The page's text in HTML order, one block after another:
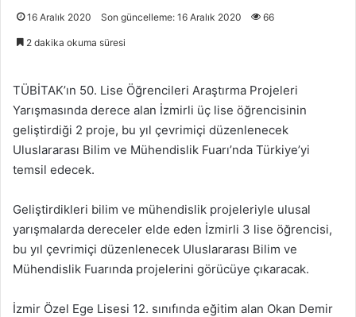
16 Aralık 2020 Son güncelleme: 16 Aralık 2020 66
2 dakika okuma süresi
TÜBİTAK’ın 50. Lise Öğrencileri Araştırma Projeleri
Yarışmasında derece alan İzmirli üç lise öğrencisinin
geliştirdiği 2 proje, bu yıl çevrimiçi düzenlenecek
Uluslararası Bilim ve Mühendislik Fuarı’nda Türkiye’yi
temsil edecek.
Geliştirdikleri bilim ve mühendislik projeleriyle ulusal
yarışmalarda dereceler elde eden İzmirli 3 lise öğrencisi,
bu yıl çevrimiçi düzenlenecek Uluslararası Bilim ve
Mühendislik Fuarında projelerini görücüye çıkaracak.
İzmir Özel Ege Lisesi 12. sınıfında eğitim alan Okan Demir